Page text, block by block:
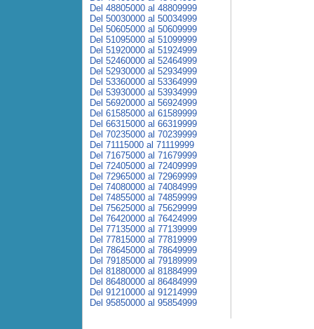
Del 48805000 al 48809999
Del 50030000 al 50034999
Del 50605000 al 50609999
Del 51095000 al 51099999
Del 51920000 al 51924999
Del 52460000 al 52464999
Del 52930000 al 52934999
Del 53360000 al 53364999
Del 53930000 al 53934999
Del 56920000 al 56924999
Del 61585000 al 61589999
Del 66315000 al 66319999
Del 70235000 al 70239999
Del 71115000 al 71119999
Del 71675000 al 71679999
Del 72405000 al 72409999
Del 72965000 al 72969999
Del 74080000 al 74084999
Del 74855000 al 74859999
Del 75625000 al 75629999
Del 76420000 al 76424999
Del 77135000 al 77139999
Del 77815000 al 77819999
Del 78645000 al 78649999
Del 79185000 al 79189999
Del 81880000 al 81884999
Del 86480000 al 86484999
Del 91210000 al 91214999
Del 95850000 al 95854999